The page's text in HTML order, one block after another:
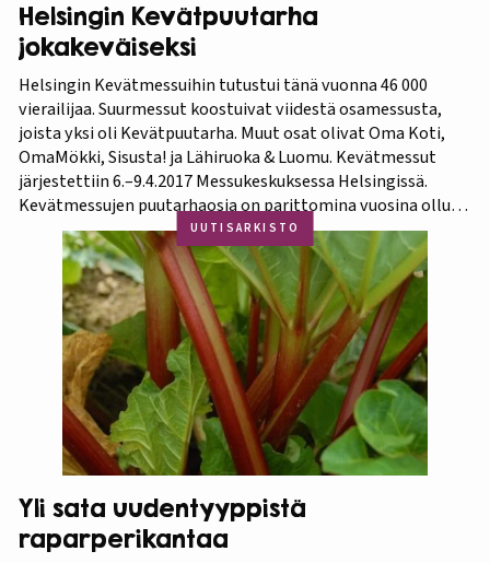
Helsingin Kevätpuutarha
jokakeväiseksi
Helsingin Kevätmessuihin tutustui tänä vuonna 46 000
vierailijaa. Suurmessut koostuivat viidestä osamessusta,
joista yksi oli Kevätpuutarha. Muut osat olivat Oma Koti,
OmaMökki, Sisusta! ja Lähiruoka & Luomu. Kevätmessut
järjestettiin 6.–9.4.2017 Messukeskuksessa Helsingissä.
Kevätmessujen puutarhaosia on parittomina vuosina ollut
Kevätpuutarha ja parillisina Oma Piha -messut. Jatkossa
joka kevät puutarhanäyttelyn nimi tulee olemaan
Kevätpuutarha. Kevätpuutarhan kumppanina on
Puutarhaliitto.…
UUTISARKISTO
Yli sata uudentyyppistä
raparperikantaa